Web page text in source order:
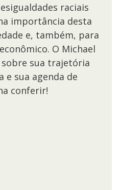
raciais
importância desta
e, também, para
O Michael
sua trajetória
e sua agenda de
conferir!